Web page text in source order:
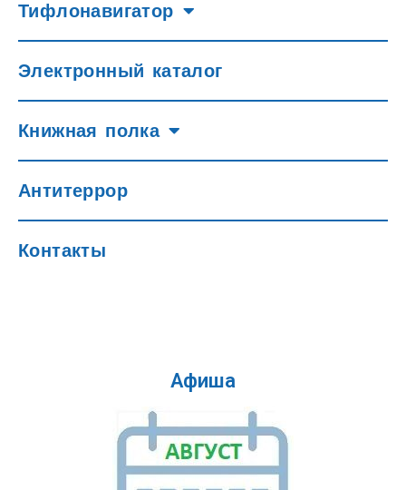
Тифлонавигатор
Электронный каталог
Книжная полка
Антитеррор
Контакты
Афиша